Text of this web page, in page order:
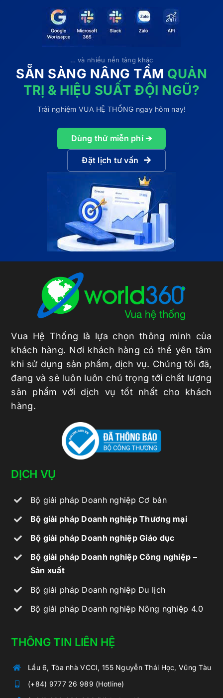
… và nhiều nền tảng khác
SẴN SÀNG NÂNG TẦM QUẢN
TRỊ & HIỆU SUẤT ĐỘI NGŨ?
Trải nghiệm VUA HỆ THỐNG ngay hôm nay!
Dùng thử miễn phí ➔
Đặt lịch tư vấn
Vua Hệ Thống là lựa chọn thông minh của
khách hàng. Nơi khách hàng có thể yên tâm
khi sử dụng sản phẩm, dịch vụ. Chúng tôi đã,
đang và sẽ luôn luôn chú trọng tới chất lượng
sản phẩm với dịch vụ tốt nhất cho khách
hàng.
DỊCH VỤ
Bộ giải pháp Doanh nghiệp Cơ bản
Bộ giải pháp Doanh nghiệp Thương mại
Bộ giải pháp Doanh nghiệp Giáo dục
Bộ giải pháp Doanh nghiệp Công nghiệp –
Sản xuất
Bộ giải pháp Doanh nghiệp Du lịch
Bộ giải pháp Doanh nghiệp Nông nghiệp 4.0
THÔNG TIN LIÊN HỆ
Lầu 6, Tòa nhà VCCI, 155 Nguyễn Thái Học, Vũng Tàu
(+84) 9777 26 989 (Hotline)